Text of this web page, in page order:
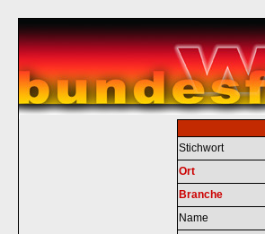
Stichwort
Ort
Branche
Name